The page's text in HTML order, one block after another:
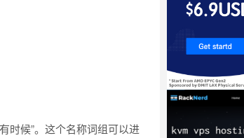
时候”。这个名称词组可以进